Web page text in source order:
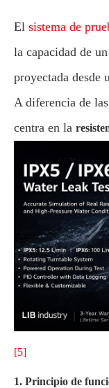
El sistema de
la capacidad de
proyectada desde
A diferencia de
centra en la
[5]
1. Principio de